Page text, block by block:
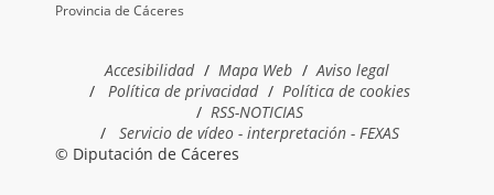
Provincia de Cáceres
Accesibilidad Mapa Web
Aviso legal
Política de privacidad
Política de cookies
RSS-NOTICIAS
Servicio de vídeo - interpretación - FEXAS
© Diputación de Cáceres